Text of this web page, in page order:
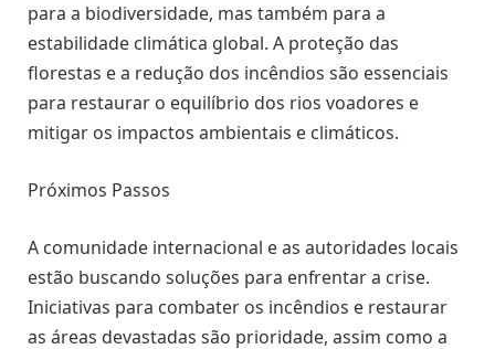
para a biodiversidade, mas também para a
estabilidade climática global. A proteção das
florestas e a redução dos incêndios são essenciais
para restaurar o equilíbrio dos rios voadores e
mitigar os impactos ambientais e climáticos.
Próximos Passos
A comunidade internacional e as autoridades locais
estão buscando soluções para enfrentar a crise.
Iniciativas para combater os incêndios e restaurar
as áreas devastadas são prioridade, assim como a